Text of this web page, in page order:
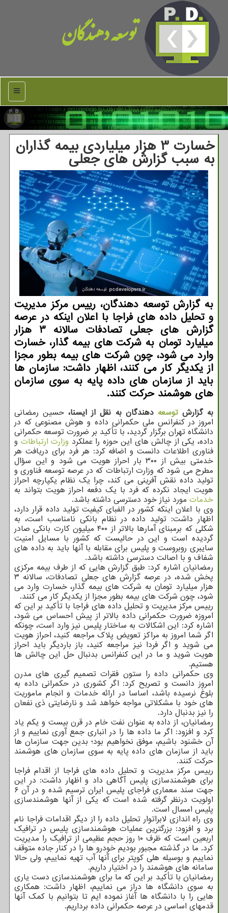
توسعه دهندگان
منو
خسارت 3 هزار میلیاردی بیمه گذاران
به سبب گزارش های جعلی
به گزارش توسعه دهندگان، رییس مرکز مدیریت
و تحلیل داده های فراجا با اعلان اینکه در عرصه
گزارش های جعلی تصادفات سالانه 3 هزار
میلیارد تومان به شرکت های بیمه گذار، خسارت
وارد می شود، چون شرکت های بیمه بطور مجزا
از یکدیگر کار می کنند، اظهار داشت: سازمان ها
باید از سازمان های داده پایه به سوی سازمان
های هوشمند حرکت کنند.
به گزارشتوسعه دهندگان به نقل از ایسنا، حسین رمضانی
امروز در کنفرانس ملی حکمرانی داده و هوش مصنوعی که در
دانشگاه تهران برگزار گردید، با تأکید بر ضرورت توسعه حکمرانی
داده، یکی از چالش های این حوزه را عملکرد وزارت ارتباطات و
فناوری اطلاعات دانست و اضافه کرد: هر فرد برای دریافت هر
خدمتی بیش از ۳۰۰ بار احراز هویت می شود و این سؤال
مطرح می شود که وزارت ارتباطات که در عرصه توسعه فناوری و
تولید داده نقش آفرینی می کند، چرا یک نظام یکپارچه احراز
هویت ایجاد نکرده که فرد با یک دفعه احراز هویت بتواند به
خدمات مورد نیاز خود دسترسی داشته باشد.
وی با اعلان اینکه کشور در الفبای کیفیت تولید داده قرار دارد،
اظهار داشت: تولید داده در نظام بانکی نامناسب است، به
شکلی که برمبنای آمارها بالاتر از ۴۰۰ میلیون کارت بانکی صادر
گردیده است و این در حالیست که کشور با مسایل امنیت
سایبری روبروست و پلیس برای مقابله با آنها باید به داده های
شفاف و با اصالت دسترسی داشته باشد.
رمضانیان اشاره کرد: طبق گزارش هایی که از طرف بیمه مرکزی
پخش شده، در عرصه گزارش های جعلی تصادفات، سالانه ۳
هزار میلیارد تومان به شرکت های بیمه گذار، خسارت وارد می
شود، چون شرکت های بیمه بطور مجزا از یکدیگر کار می کنند.
رییس مرکز مدیریت و تحلیل داده های فراجا با تأکید بر این که
امروزه ضرورت حکمرانی داده بالاتر از پیش احساس می شود،
اشاره کرد: این اشکالات به ساختار پلیس نیز وارد است، چونکه
اگر شما امروز به مراکز تعویض پلاک مراجعه کنید، احراز هویت
می شوید و اگر فردا نیز مراجعه کنید، باز باردیگر باید احراز
هویت شوید و ما در این کنفرانس بدنبال حل این چالش ها
هستیم.
وی حکمرانی داده را ستون فقرات تصمیم گیری های مدرن
امروز دانست و تصریح کرد: اگر کشوری در حکمرانی داده به
بلوغ نرسیده باشد، اساسا در ارائه خدمات و انجام ماموریت
های خود با مشکلاتی مواجه خواهد شد و نارضایتی ذی نفعان
را نیز بدنبال دارد.
رمضانیان، از داده به عنوان نفت خام در قرن بیست و یکم یاد
کرد و افزود: اگر ما داده ها را در انباری جمع آوری نماییم و از
آن خشنود باشیم، موفق نخواهیم بود؛ بدین جهت سازمان ها
باید از سازمان های داده پایه به سوی سازمان های هوشمند
حرکت کنند.
رییس مرکز مدیریت و تحلیل داده های فراجا از اقدام فراجا
برای هوشمندسازی پلیس آگاهی داد و اظهار داشت: در این
جهت سند معماری فراجای پلیس ایران ترسیم شده و در آن ۶
اولویت درنظر گرفته شده است که یکی از آنها هوشمندسازی
پلیس امسال است.
وی راه اندازی لابراتوار تحلیل داده را از دیگر اقدامات فراجا نام
برد و افزود: بزرگترین عملیات هوشمندسازی پلیس در ترافیک
اربعین است که ظرف ۱۰ روز حجم عظیمی از ترافیک را مدیریت
کرد. ما در گذشته مجبور بودیم خودرو ها را در کنار جاده متوقف
نماییم و بوسیله هلی کوپتر برای آنها آب تهیه نماییم، ولی حالا
سامانه های هوشمند را در اختیار داریم.
رمضانیان با تأکید بر این که ما برای هوشمندسازی دست یاری
به سوی دانشگاه ها دراز می نماییم، اظهار داشت: همکاری
هایی را با دانشگاه ها آغاز نموده ایم تا بتوانیم با کمک آنها
قدمهای اساسی در عرصه حکمرانی داده برداریم.